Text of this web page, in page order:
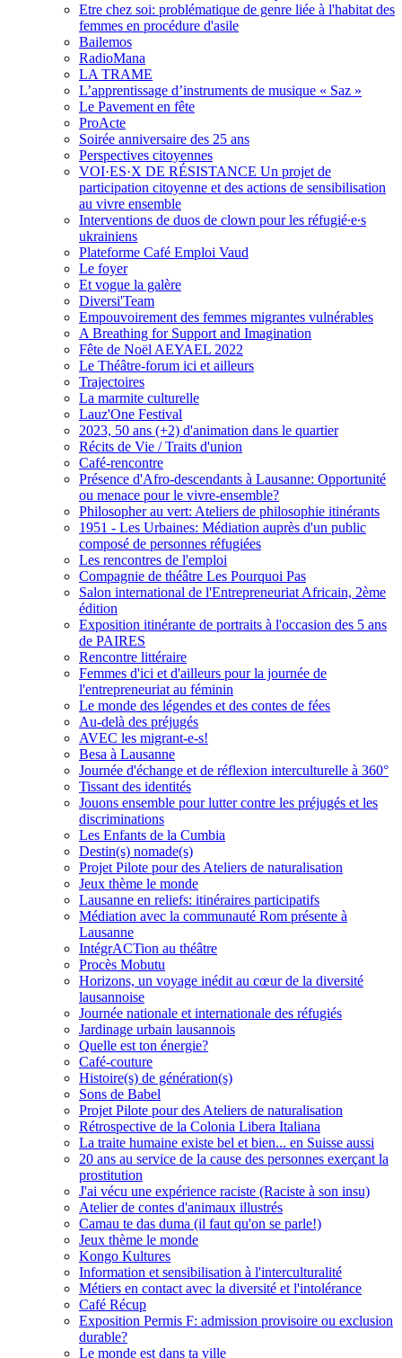
Etre chez soi: problématique de genre liée à l'habitat des
femmes en procédure d'asile
Bailemos
RadioMana
LA TRAME
L’apprentissage d’instruments de musique « Saz »
Le Pavement en fête
ProActe
Soirée anniversaire des 25 ans
Perspectives citoyennes
VOI·ES·X DE RÉSISTANCE Un projet de
participation citoyenne et des actions de sensibilisation
au vivre ensemble
Interventions de duos de clown pour les réfugié∙e∙s
ukrainiens
Plateforme Café Emploi Vaud
Le foyer
Et vogue la galère
Diversi'Team
Empouvoirement des femmes migrantes vulnérables
A Breathing for Support and Imagination
Fête de Noël AEYAEL 2022
Le Théâtre-forum ici et ailleurs
Trajectoires
La marmite culturelle
Lauz'One Festival
2023, 50 ans (+2) d'animation dans le quartier
Récits de Vie / Traits d'union
Café-rencontre
Présence d'Afro-descendants à Lausanne: Opportunité
ou menace pour le vivre-ensemble?
Philosopher au vert: Ateliers de philosophie itinérants
1951 - Les Urbaines: Médiation auprès d'un public
composé de personnes réfugiées
Les rencontres de l'emploi
Compagnie de théâtre Les Pourquoi Pas
Salon international de l'Entrepreneuriat Africain, 2ème
édition
Exposition itinérante de portraits à l'occasion des 5 ans
de PAIRES
Rencontre littéraire
Femmes d'ici et d'ailleurs pour la journée de
l'entrepreneuriat au féminin
Le monde des légendes et des contes de fées
Au-delà des préjugés
AVEC les migrant-e-s!
Besa à Lausanne
Journée d'échange et de réflexion interculturelle à 360°
Tissant des identités
Jouons ensemble pour lutter contre les préjugés et les
discriminations
Les Enfants de la Cumbia
Destin(s) nomade(s)
Projet Pilote pour des Ateliers de naturalisation
Jeux thème le monde
Lausanne en reliefs: itinéraires participatifs
Médiation avec la communauté Rom présente à
Lausanne
IntégrACTion au théâtre
Procès Mobutu
Horizons, un voyage inédit au cœur de la diversité
lausannoise
Journée nationale et internationale des réfugiés
Jardinage urbain lausannois
Quelle est ton énergie?
Café-couture
Histoire(s) de génération(s)
Sons de Babel
Projet Pilote pour des Ateliers de naturalisation
Rétrospective de la Colonia Libera Italiana
La traite humaine existe bel et bien... en Suisse aussi
20 ans au service de la cause des personnes exerçant la
prostitution
J'ai vécu une expérience raciste (Raciste à son insu)
Atelier de contes d'animaux illustrés
Camau te das duma (il faut qu'on se parle!)
Jeux thème le monde
Kongo Kultures
Information et sensibilisation à l'interculturalité
Métiers en contact avec la diversité et l'intolérance
Café Récup
Exposition Permis F: admission provisoire ou exclusion
durable?
Le monde est dans ta ville